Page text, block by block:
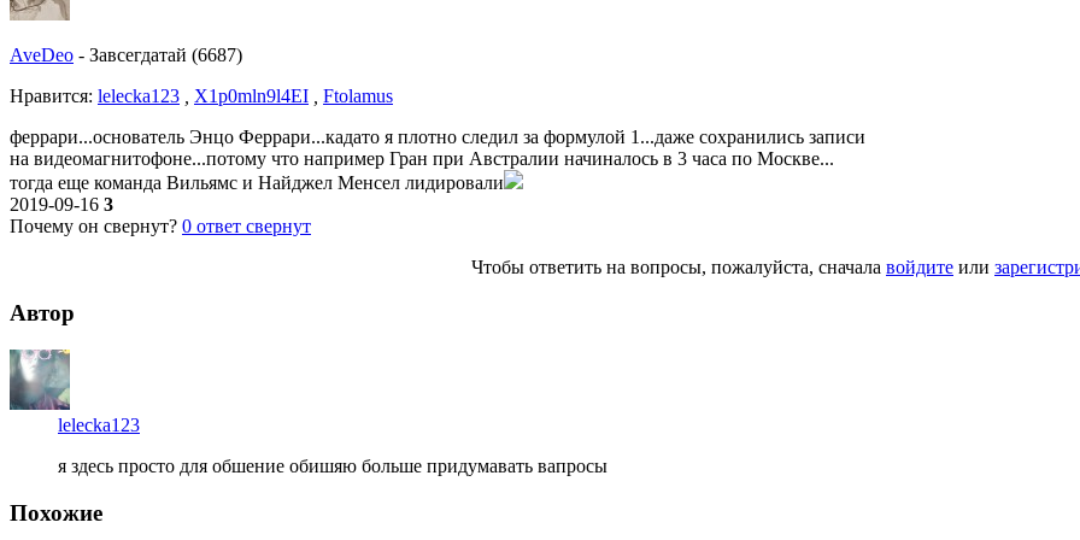
AveDeo - Завсегдатай (6687)
Нравитcя: lelecka123 X1p0mln9l4EI
Ftolamus
феррари...основатель Энцо Феррари...кадато я плотно следил за формулой 1...даже сохранились записи
на видеомагнитофоне...потому что например Гран при Австралии начиналось в 3 часа по Москве...
тогда еще команда Вильямс и Найджел Менсел лидировали
2019-09-16 3
Почему он свернут? 0 ответ свернут
Чтобы ответить на вопросы, пожалуйста, сначала войдите или
Автор
lelecka123
я здесь просто для обшение обишяю больше придумавать вапросы
Похожие